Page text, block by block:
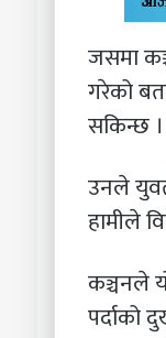
जसमा
गरेको
सकिन्छ ।
उनले
हामीले
कञ्चनले
पर्दाको